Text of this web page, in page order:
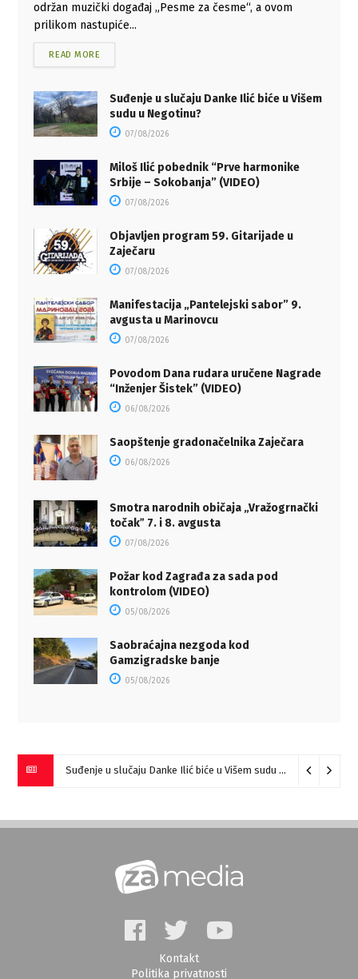
održan muzički događaj „Pesme za česme“, a ovom
prilikom nastupiće...
READ MORE
Suđenje u slučaju Danke Ilić biće u Višem
sudu u Negotinu?
07/08/2026
Miloš Ilić pobednik “Prve harmonike
Srbije – Sokobanja” (VIDEO)
07/08/2026
Objavljen program 59. Gitarijade u
Zaječaru
07/08/2026
Manifestacija „Pantelejski sabor” 9.
avgusta u Marinovcu
07/08/2026
Povodom Dana rudara uručene Nagrade
“Inženjer Šistek” (VIDEO)
06/08/2026
Saopštenje gradonačelnika Zaječara
06/08/2026
Smotra narodnih običaja „Vražogrnački
točakˮ 7. i 8. avgusta
07/08/2026
Požar kod Zagrađa za sada pod
kontrolom (VIDEO)
05/08/2026
Saobraćajna nezgoda kod
Gamzigradske banje
05/08/2026
Miloš Ilić pobednik “Prve harmonike Srbije – Sokobanja” (VIDEO)
Kontakt
Politika privatnosti